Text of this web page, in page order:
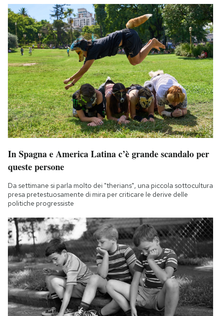
In Spagna e America Latina c’è grande scandalo per
queste persone
Da settimane si parla molto dei "therians", una piccola sottocultura
presa pretestuosamente di mira per criticare le derive delle
politiche progressiste